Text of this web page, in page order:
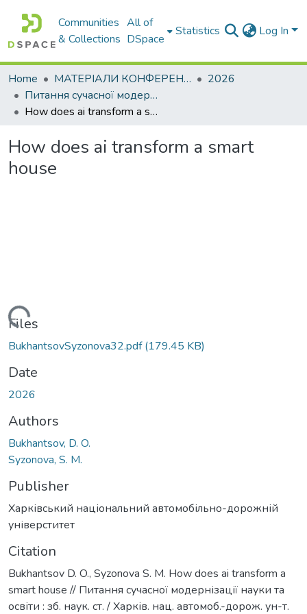
Communities
& Collections
All of
DSpace
Statistics Log In
Home МАТЕРІАЛИ КОНФЕРЕНЦІЙ
2026
Питання сучасної модернізації науки та освіти– 2026. Частина 5
How does ai transform a smart house
How does ai transform a smart
house
Loading...
Files
BukhantsovSyzonova32.pdf(179.45 KB)
Date
2026
Authors
Bukhantsov, D. O.
Syzonova, S. M.
Publisher
Харківський національний автомобільно-дорожній
універститет
Citation
Bukhantsov D. O., Syzonova S. M. How does ai transform a
smart house // Питання сучасної модернізації науки та
освіти : зб. наук. ст. / Харків. нац. автомоб.-дорож. ун-т.